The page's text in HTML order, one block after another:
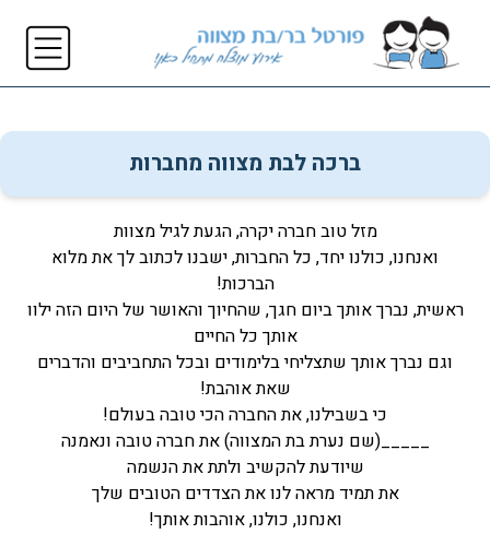
ברכה לבת מצווה מחברות
מזל טוב חברה יקרה, הגעת לגיל מצוות
ואנחנו, כולנו יחד, כל החברות, ישבנו לכתוב לך את מלוא
הברכות!
ראשית, נברך אותך ביום חגך, שהחיוך והאושר של היום הזה ילוו
אותך כל החיים
וגם נברך אותך שתצליחי בלימודים ובכל התחביבים והדברים
שאת אוהבת!
כי בשבילנו, את החברה הכי טובה בעולם!
_____(שם נערת בת המצווה) את חברה טובה ונאמנה
שיודעת להקשיב ולתת את הנשמה
את תמיד מראה לנו את הצדדים הטובים שלך
ואנחנו, כולנו, אוהבות אותך!